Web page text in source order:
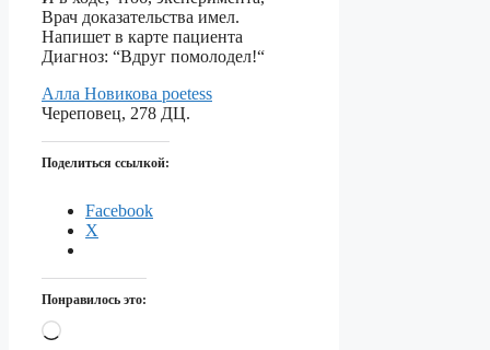
Врач доказательства имел.
Напишет в карте пациента
Диагноз: “Вдруг помолодел!“
Алла Новикова poetess
Череповец, 278 ДЦ.
Поделиться ссылкой:
Facebook
X
Понравилось это:
Загрузка…